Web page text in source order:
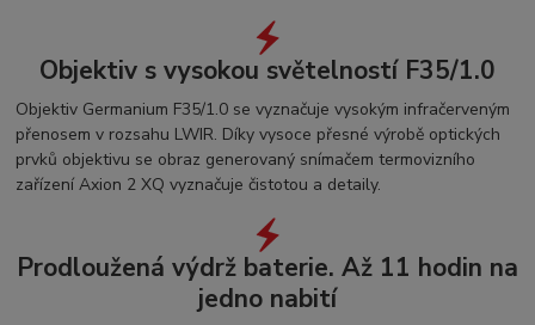
Objektiv s vysokou světelností F35/1.0
Objektiv Germanium F35/1.0 se vyznačuje vysokým infračerveným
přenosem v rozsahu LWIR. Díky vysoce přesné výrobě optických
prvků objektivu se obraz generovaný snímačem termovizního
zařízení Axion 2 XQ vyznačuje čistotou a detaily.
Prodloužená výdrž baterie. Až 11 hodin na
jedno nabití